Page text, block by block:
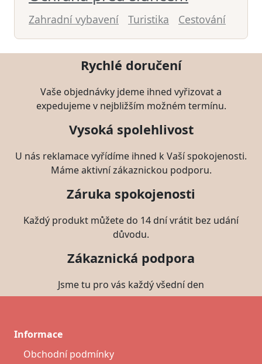
Zahradní vybavení Turistika Cestování
Rychlé doručení
Vaše objednávky jdeme ihned vyřizovat a
expedujeme v nejbližším možném termínu.
Vysoká spolehlivost
U nás reklamace vyřídíme ihned k Vaší spokojenosti.
Máme aktivní zákaznickou podporu.
Záruka spokojenosti
Každý produkt můžete do 14 dní vrátit bez udání
důvodu.
Zákaznická podpora
Jsme tu pro vás každý všední den
Informace
Obchodní podmínky